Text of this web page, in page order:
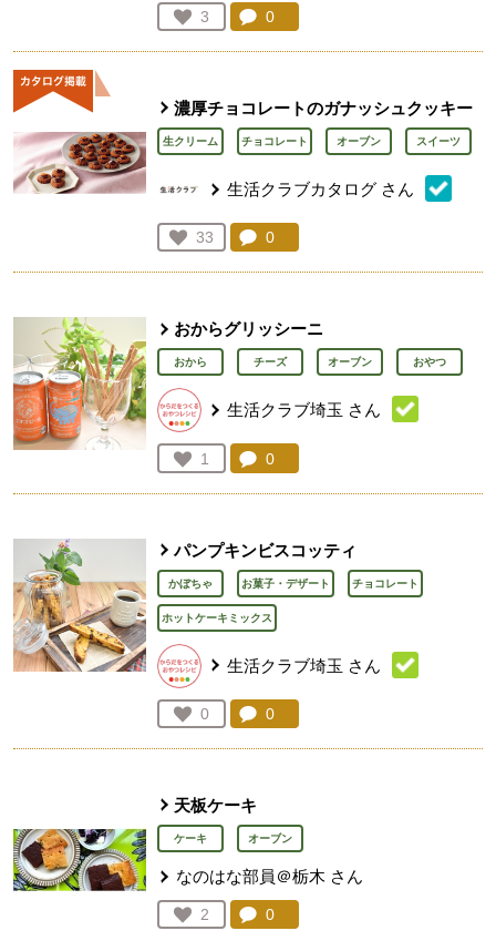
お気に入り登録：
3
人が登録
コメント：
0
濃厚チョコレートのガナッシュクッキー
生クリーム チョコレート オーブン スイーツ
生活クラブカタログ さん
お気に入り登録：
33
人が登録
コメント：
0
おからグリッシーニ
おから チーズ オーブン おやつ
生活クラブ埼玉 さん
お気に入り登録：
1
人が登録
コメント：
0
パンプキンビスコッティ
かぼちゃ お菓子・デザート チョコレート
ホットケーキミックス
生活クラブ埼玉 さん
お気に入り登録：
0
人が登録
コメント：
0
天板ケーキ
ケーキ オーブン
なのはな部員＠栃木 さん
お気に入り登録：
2
人が登録
コメント：
0